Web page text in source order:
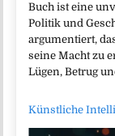
Buch ist eine
Politik und
argumentiert,
seine Macht zu
Lügen, Betrug
Künstliche